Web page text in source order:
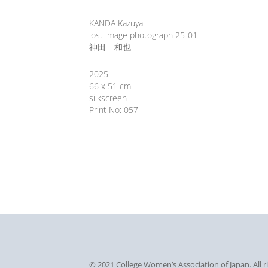
KANDA Kazuya
lost image photograph 25-01
神田 和也
2025
66 x 51 cm
silkscreen
Print No: 057
© 2021 College Women’s Association of Japan.